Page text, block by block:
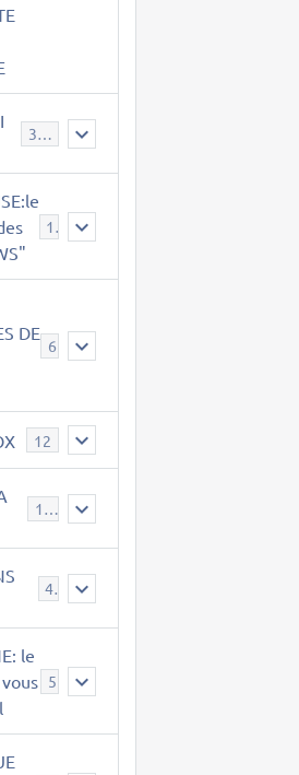
395
19
DE
12
189
4
le